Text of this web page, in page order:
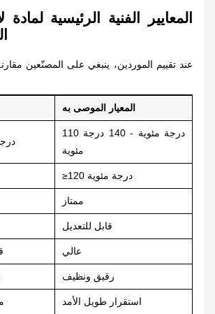
المعايير الفنية الرئيسية
عند تقييم الموردين، ينبغي على المصنّعين
المعيار الموصى به
110 درجة مئوية - 140 درجة
مئوية
≥120 درجة مئوية
ممتاز
قابل للتعديل
عالي
رقيق ونظيف
استقرار طويل الأمد